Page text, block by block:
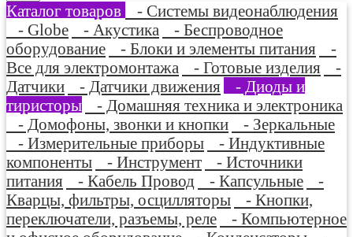
Каталог товаров
- Системы видеонаблюдения
- Globe
- Акустика
- Беспроводное
оборудование
- Блоки и элементы питания
-
Все для электромонтажа
- Готовые изделия
-
Датчики
- Датчики движения
- Диоды и
тиристоры
- Домашняя техника и электроника
- Домофоны, звонки и кнопки
- Зеркальные
- Измерительные приборы
- Индуктивные
компоненты
- Инструмент
- Источники
питания
- Кабель Провод - Капсульные
-
Кварцы, фильтры, осцилляторы
- Кнопки,
переключатели, разъемы, реле
- Компьютерное